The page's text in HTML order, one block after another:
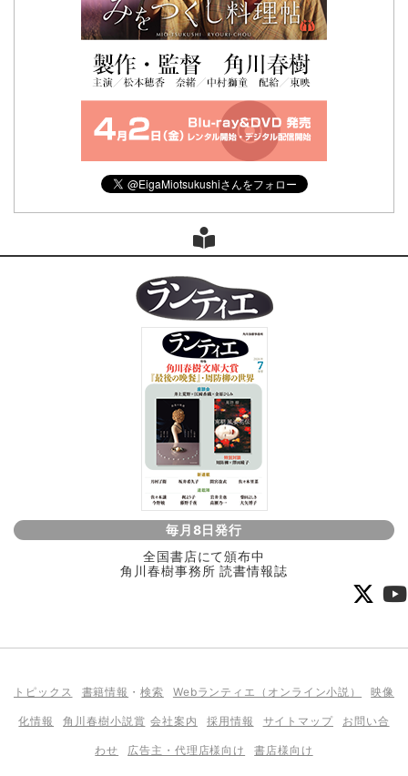
毎月8日発行
全国書店にて頒布中
角川春樹事務所 読書情報誌
トピックス 書籍情報 ・検索 Webランティエ（オンライン小説） 映像
化情報 角川春樹小説賞 会社案内 採用情報 サイトマップ お問い合
わせ 広告主・代理店様向け 書店様向け